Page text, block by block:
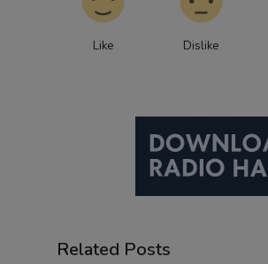
Like Dislike
Related Posts